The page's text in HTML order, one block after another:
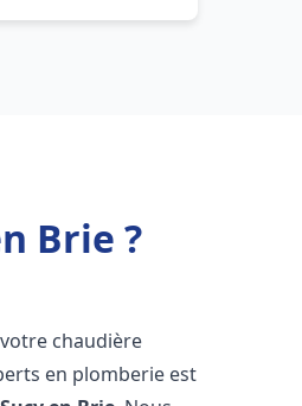
Brie ?
chaudière
en plomberie est